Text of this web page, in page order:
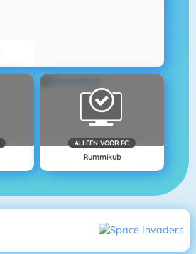
ALLEEN VOOR PC
Rummikub